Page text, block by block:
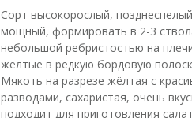
Сорт высокорослый,
мощный, формировать в 2-3
небольшой ребристостью на
жёлтые в редкую бордовую
Мякоть на разрезе жёлтая с
разводами, сахаристая, очень
подходит для приготовления